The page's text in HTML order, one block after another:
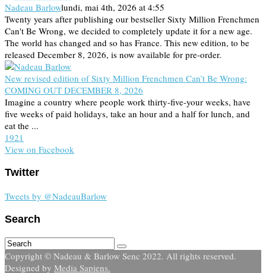
Nadeau Barlowlundi, mai 4th, 2026 at 4:55
Twenty years after publishing our bestseller Sixty Million Frenchmen
Can't Be Wrong, we decided to completely update it for a new age.
The world has changed and so has France. This new edition, to be
released December 8, 2026, is now available for pre-order.
New revised edition of Sixty Million Frenchmen Can’t Be Wrong:
COMING OUT DECEMBER 8, 2026
Imagine a country where people work thirty-five-your weeks, have
five weeks of paid holidays, take an hour and a half for lunch, and
eat the ...
1921
View on Facebook
Twitter
Tweets by @NadeauBarlow
Search
Copyright © Nadeau & Barlow Senc 2022. All rights reserved.
Designed by Media Sapiens.